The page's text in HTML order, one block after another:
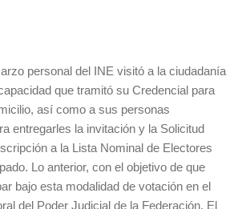
personal del INE visitó a la ciudadanía
que tramitó su Credencial para
así como a sus personas
entregarles la invitación y la Solicitud
a la Lista Nominal de Electores
Lo anterior, con el objetivo de que
bajo esta modalidad de votación en el
del Poder Judicial de la Federación. El